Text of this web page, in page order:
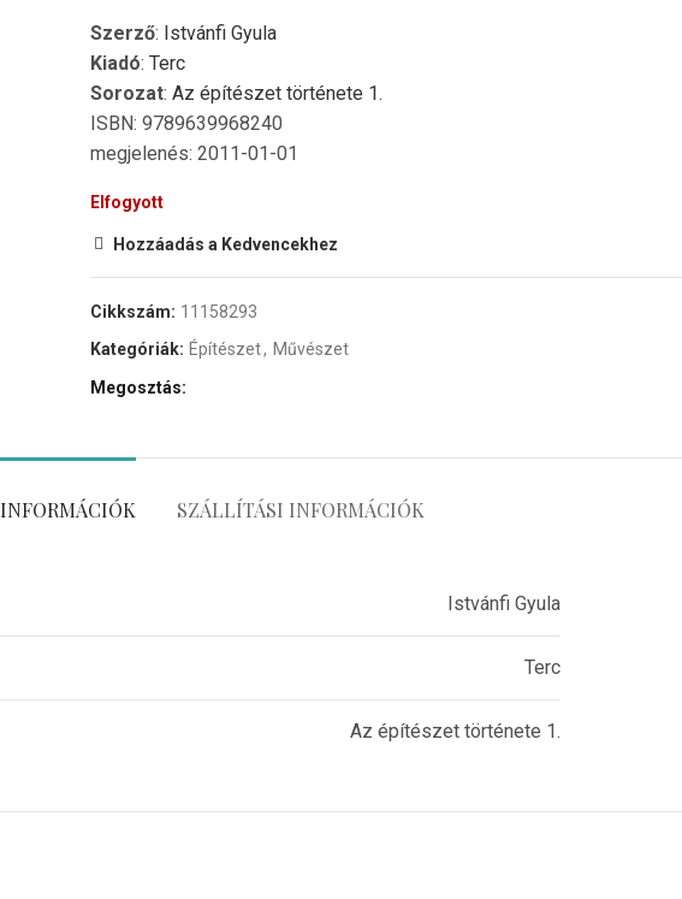
Szerző: Istvánfi Gyula
Kiadó: Terc
Sorozat: Az építészet története 1.
ISBN: 9789639968240
megjelenés: 2011-01-01
Elfogyott
Hozzáadás a Kedvencekhez
Cikkszám: 11158293
Kategóriák: Építészet, Művészet
Megosztás
SZÁLLÍTÁSI INFORMÁCIÓK
Istvánfi Gyula
Terc
Az építészet története 1.